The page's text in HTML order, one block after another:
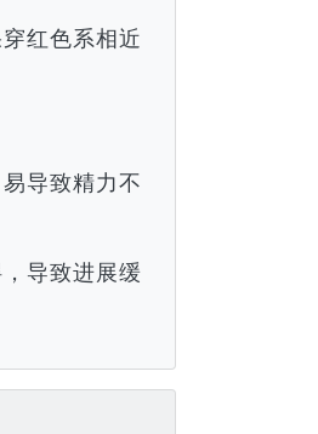
红色系相近
导致精力不
导致进展缓